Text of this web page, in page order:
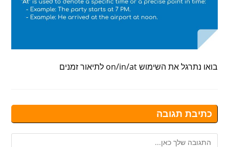
בואו נתרגל את השימוש on/in/at לתיאור זמנים
כתיבת תגובה